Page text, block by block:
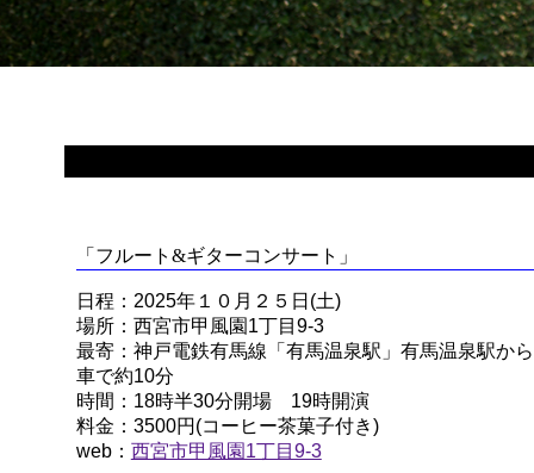
「フルート&ギターコンサート」
日程：2025年１０月２５日(土)
場所：西宮市甲風園1丁目9-3
最寄：神戸電鉄有馬線「有馬温泉駅」有馬温泉駅から
車で約10分
時間：18時半30分開場 19時開演
料金：3500円(コーヒー茶菓子付き)
web： 西宮市甲風園1丁目9-3